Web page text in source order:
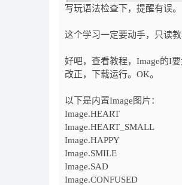
写玩语法检查下，提醒有误。
这个学习一定要动手，只读教
好吧，查看教程，Image的I要
改正，下载运行。OK。
以下是内置Image图片：
Image.HEART
Image.HEART_SMALL
Image.HAPPY
Image.SMILE
Image.SAD
Image.CONFUSED